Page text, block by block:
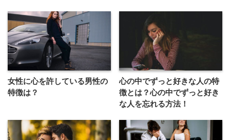
女性に心を許している男性の
特徴は？
心の中でずっと好きな人の特
徴とは？心の中でずっと好き
な人を忘れる方法！